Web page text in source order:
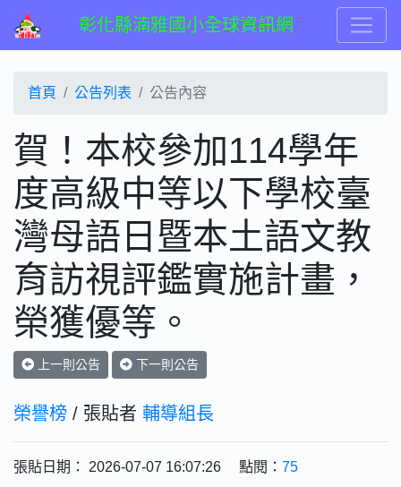
彰化縣湳雅國小全球資訊網
首頁 公告列表 公告內容
賀！本校參加114學年
度高級中等以下學校臺
灣母語日暨本土語文教
育訪視評鑑實施計畫，
榮獲優等。
上一則公告 下一則公告
榮譽榜 / 張貼者 輔導組長
張貼日期： 2026-07-07 16:07:26 點閱： 75